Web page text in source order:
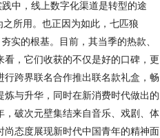
中，线上数字化渠道是转型的途
所用。也正因为如此，七匹狼
实的根基。目前，其当季的热款、
，它们收获的不仅是好的口碑，更
跨界联名合作推出联名款礼盒，畅
与升华，同时在新消费时代做出的
破次元壁集结来自音乐、戏剧、体
态度展现新时代中国青年的精神面